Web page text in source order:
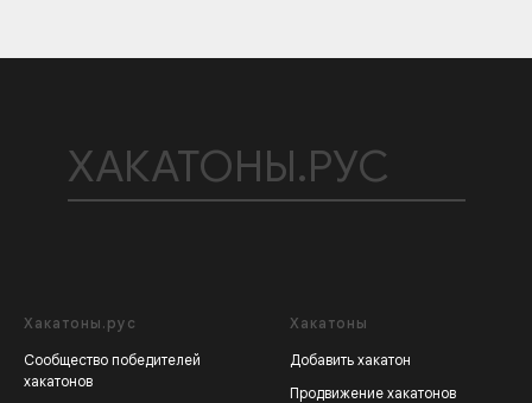
ХАКАТОНЫ.РУС
Хакатоны.рус
Сообщество победителей
хакатонов
Хакатоны
Добавить хакатон
Продвижение хакатонов